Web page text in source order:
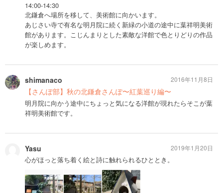
14:00-14:30
北鎌倉へ場所を移して、美術館に向かいます。
あじさい寺で有名な明月院に続く新緑の小道の途中に葉祥明美術
館があります。こじんまりとした素敵な洋館で色とりどりの作品
が楽しめます。
shimanaco
【さんぽ部】秋の北鎌倉さんぽ〜紅葉巡り編〜
明月院に向かう途中にちょっと気になる洋館が現れたらそこが葉
祥明美術館です。
2016年11月8日
Yasu
心がほっと落ち着く絵と詩に触れられるひととき。
2019年1月20日